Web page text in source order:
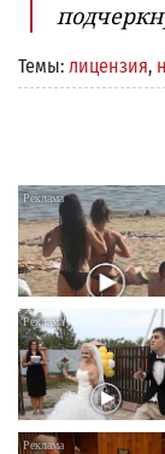
Темы: лицензия,